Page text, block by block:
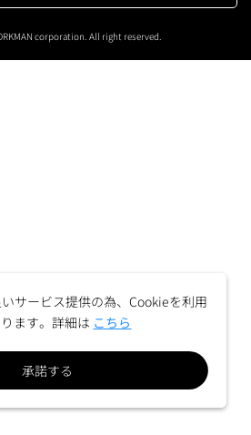
corporation. All right reserved.
サービス提供の為、Cookieを利用
ます。詳細は こちら
承諾する